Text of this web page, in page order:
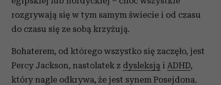
rozgrywają się w tym samym świecie i od czasu
do czasu się ze sobą krzyżują.
Bohaterem, od którego wszystko się zaczęło, jest
Percy Jackson, nastolatek z dysleksją i ADHD,
który nagle odkrywa, że jest synem Posejdona.